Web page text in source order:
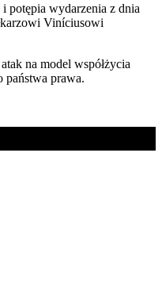
potępia wydarzenia z dnia
Viníciusowi
na model współżycia
państwa prawa.